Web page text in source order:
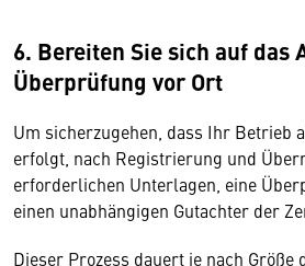
6. Bereiten Sie sich auf das
Überprüfung vor Ort
Um sicherzugehen, dass Ihr Betrieb
erfolgt, nach Registrierung und
erforderlichen Unterlagen, eine
einen unabhängigen Gutachter der
Dieser Prozess dauert je nach Größe